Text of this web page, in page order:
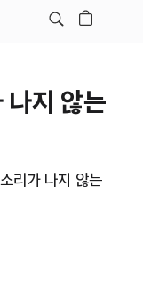
지 않는
리가 나지 않는